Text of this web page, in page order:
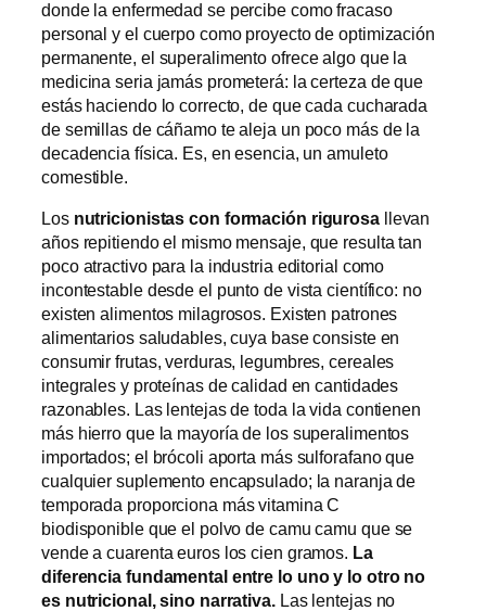
donde la enfermedad se percibe como fracaso
personal y el cuerpo como proyecto de optimización
permanente, el superalimento ofrece algo que la
medicina seria jamás prometerá: la certeza de que
estás haciendo lo correcto, de que cada cucharada
de semillas de cáñamo te aleja un poco más de la
decadencia física. Es, en esencia, un amuleto
comestible.
Los nutricionistas con formación rigurosallevan
años repitiendo el mismo mensaje, que resulta tan
poco atractivo para la industria editorial como
incontestable desde el punto de vista científico: no
existen alimentos milagrosos. Existen patrones
alimentarios saludables, cuya base consiste en
consumir frutas, verduras, legumbres, cereales
integrales y proteínas de calidad en cantidades
razonables. Las lentejas de toda la vida contienen
más hierro que la mayoría de los superalimentos
importados; el brócoli aporta más sulforafano que
cualquier suplemento encapsulado; la naranja de
temporada proporciona más vitamina C
biodisponible que el polvo de camu camu que se
vende a cuarenta euros los cien gramos. La
diferencia fundamental entre lo uno y lo otro no
es nutricional, sino narrativa.Las lentejas no